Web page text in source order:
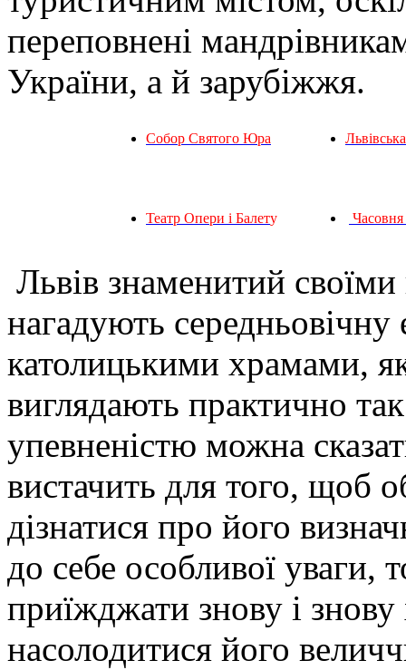
переповнені
України, а й зарубіжжя.
Собор Святого Юра
Театр Опери і Балету Часовня
Львів знаменитий
нагадують
католицькими храмами,
виглядають практично
упевненістю можна
вистачить для того, щоб
дізнатися про його
до себе особливої ​​уваги,
приїжджати знову і
насолодитися його